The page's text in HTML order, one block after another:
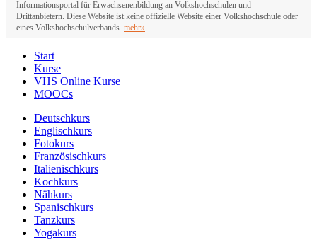
Informationsportal für Erwachsenenbildung an Volkshochschulen und
Drittanbietern. Diese Website ist keine offizielle Website einer Volkshochschule oder
eines Volkshochschulverbands. mehr»
Start
Kurse
VHS Online Kurse
MOOCs
Deutschkurs
Englischkurs
Fotokurs
Französischkurs
Italienischkurs
Kochkurs
Nähkurs
Spanischkurs
Tanzkurs
Yogakurs